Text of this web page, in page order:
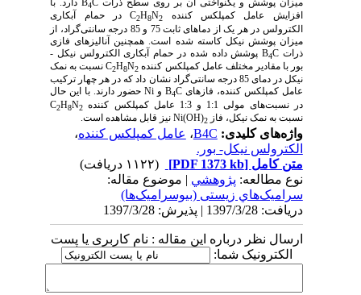
میزان پوشش و یکنواختی آن بر روی سطح ذرات
B4 C
دارد. با
افزایش عامل کمپلکس کننده
C2H8N
در حمام آبکاری
الکترولس در هر یک از دماهای ثابت 75 و 85 درجه سانتی‌گراد، از
میزان پوشش نیکل کاسته شده است. همچنین آنالیزهای فازی
ذرات
B4 C
پوشش داده شده در حمام آبکاری الکترولس نیکل -
بور با مقادیر مختلف عامل کمپلکس کننده
C2H8N2
نسبت به نمک
نیکل در دمای 85 درجه سانتی‌گراد نشان داد که در هر چهار ترکیب
عامل کمپلکس کننده، فازهای
B4 C و Niحضور دارند. با این حال
در نسبت‌های مولی 1:1 و 1:3 عامل کمپلکس کننده
C2H8N 2
نسبت به نمک نیکل، فاز Ni(OH) 2 نیز قابل مشاهده است.
واژه‌های کلیدی:B4C،عامل کمپلکس کننده،
الکترولس نیکل- بور.
متن کامل[PDF 1373 kb]
نوع مطالعه:پژوهشي| موضوع مقاله:
سراميک‌هاي زیستی (بیوسرامیک‌ها)
دریافت: 1397/3/28 | پذیرش: 1397/3/28
ارسال نظر درباره این مقاله : نام کاربری یا پست
الکترونیک شما: